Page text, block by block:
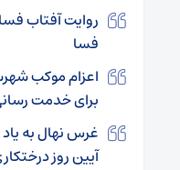
روایت آفتاب
فسا
اعزام موکب
برای خدمت
غرس نهال به
آیین روز